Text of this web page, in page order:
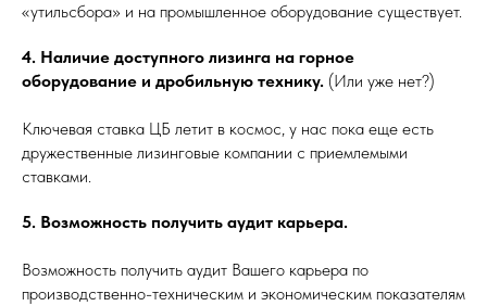
«утильсбора» и на промышленное оборудование существует.
4. Наличие доступного лизинга на горное
оборудование и дробильную технику. (Или уже нет?)
Ключевая ставка ЦБ летит в космос, у нас пока еще есть
дружественные лизинговые компании с приемлемыми
ставками.
5. Возможность получить аудит карьера.
Возможность получить аудит Вашего карьера по
производственно-техническим и экономическим показателям